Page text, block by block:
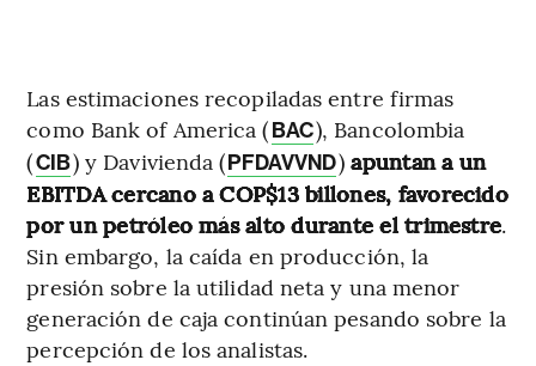
Las estimaciones recopiladas entre firmas
como Bank of America (BAC), Bancolombia
(CIB) y Davivienda (PFDAVVND)apuntan a un
EBITDA cercano a COP$13 billones, favorecido
por un petróleo más alto durante el trimestre.
Sin embargo, la caída en producción, la
presión sobre la utilidad neta y una menor
generación de caja continúan pesando sobre la
percepción de los analistas.